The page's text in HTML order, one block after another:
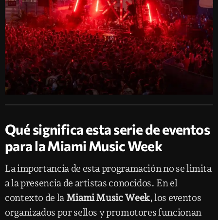
Qué significa esta serie de eventos
para la Miami Music Week
La importancia de esta programación no se limita
a la presencia de artistas conocidos. En el
contexto de la Miami Music Week, los eventos
organizados por sellos y promotores funcionan